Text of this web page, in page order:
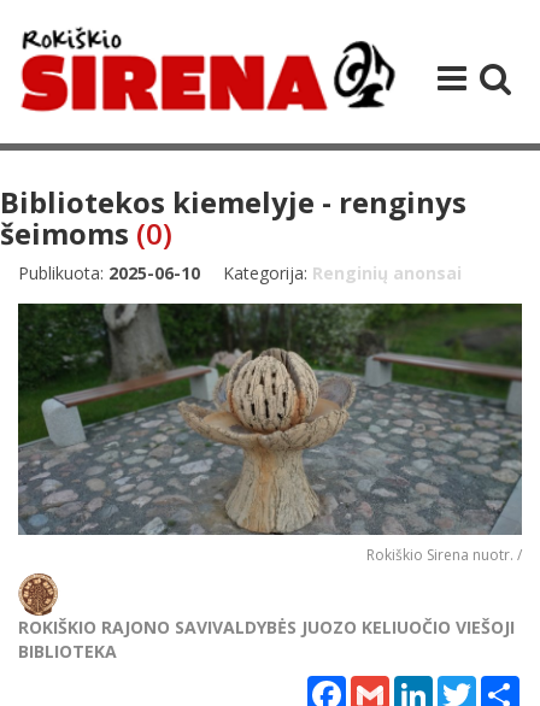
Bibliotekos kiemelyje - renginys
šeimoms (0)
Publikuota: 2025-06-10 Kategorija: Renginių anonsai
Rokiškio Sirena nuotr. /
ROKIŠKIO RAJONO SAVIVALDYBĖS JUOZO KELIUOČIO VIEŠOJI
BIBLIOTEKA
Facebook
Gmail LinkedInTwitter